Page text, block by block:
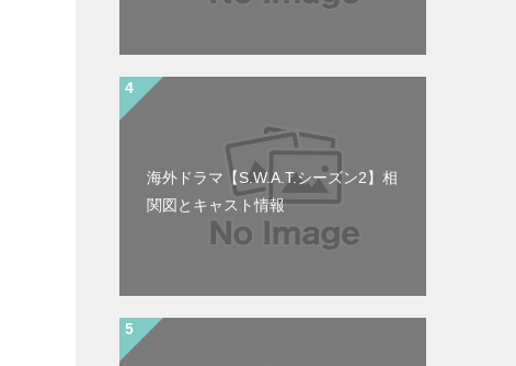
海外ドラマ【S.W.A.T.シーズン2】相
関図とキャスト情報